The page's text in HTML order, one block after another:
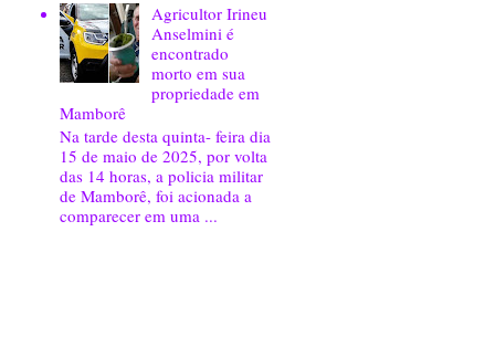
Agricultor Irineu
Anselmini é
encontrado
morto em sua
propriedade em
Mamborê
Na tarde desta quinta- feira dia
15 de maio de 2025, por volta
das 14 horas, a policia militar
de Mamborê, foi acionada a
comparecer em uma ...